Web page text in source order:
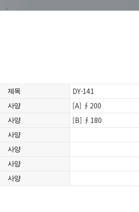
제목 DY-141
사양 [A] ∮200
사양 [B] ∮180
사양
사양
사양
사양